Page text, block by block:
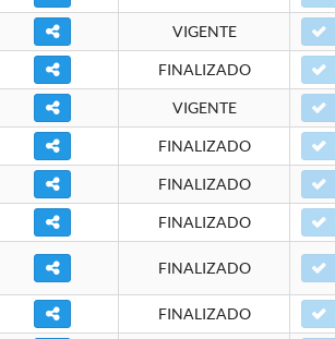
VIGENTE
FINALIZADO
VIGENTE
FINALIZADO
FINALIZADO
FINALIZADO
FINALIZADO
FINALIZADO